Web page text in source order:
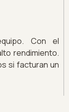
Con el
rendimiento.
si facturan un